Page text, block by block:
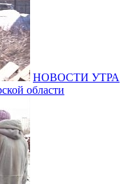
НОВОСТИ УТРА
области